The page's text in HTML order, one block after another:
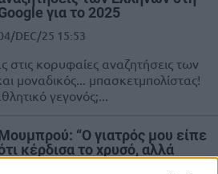
για το 2025
DEC/25 15:53
στις κορυφαίες αναζητήσεις των
μοναδικός... μπασκετμπολίστας!
γεγονός;...
“Ο γιατρός μου είπε
κέρδισα το χρυσό, αλλά
πολλά περισσότερα”